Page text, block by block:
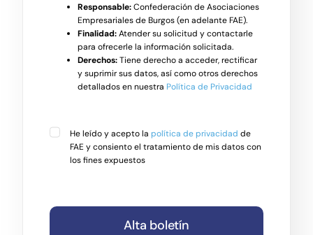
Responsable:Confederación de Asociaciones
Empresariales de Burgos (en adelante FAE).
Finalidad:Atender su solicitud y contactarle
para ofrecerle la información solicitada.
Derechos:Tiene derecho a acceder, rectificar
y suprimir sus datos, así como otros derechos
detallados en nuestra Política de Privacidad
He leído y acepto la política de privacidad de
FAE y consiento el tratamiento de mis datos con
los fines expuestos
Alta boletín